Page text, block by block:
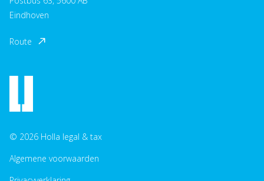
Eindhoven
Route
© 2026 Holla legal & tax
Algemene voorwaarden